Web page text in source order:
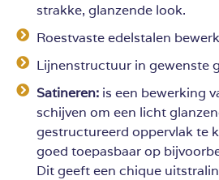
strakke, glanzende look.
Roestvaste edelstalen
Lijnenstructuur in gewenste
Satineren: is een bewerking
schijven om een licht
gestructureerd oppervlak te
goed toepasbaar op
Dit geeft een chique